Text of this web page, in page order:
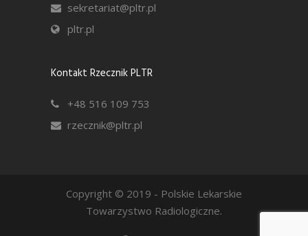
sekretariat@pltr.pl
pltr.pl
Kontakt Rzecznik PLTR
+48 516 109 753
rzecznik@pltr.pl
Copyright © 2019 - Polskie Lekarskie
Towarzystwo Radiologiczne.